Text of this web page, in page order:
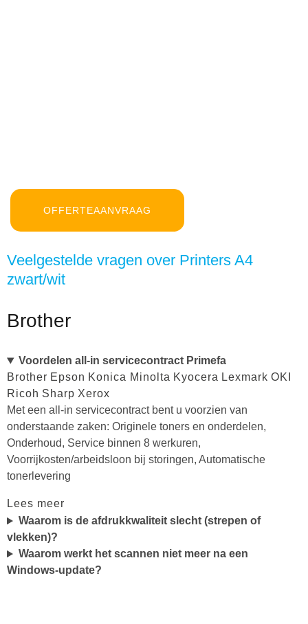
OFFERTEAANVRAAG
Veelgestelde vragen over Printers A4
zwart/wit
Brother
Voordelen all-in servicecontract Primefa
Brother Epson Konica Minolta Kyocera Lexmark OKI
Ricoh Sharp Xerox
Met een all-in servicecontract bent u voorzien van
onderstaande zaken: Originele toners en onderdelen,
Onderhoud, Service binnen 8 werkuren,
Voorrijkosten/arbeidsloon bij storingen, Automatische
tonerlevering
Lees meer
Waarom is de afdrukkwaliteit slecht (strepen of
vlekken)?
Waarom werkt het scannen niet meer na een
Windows-update?